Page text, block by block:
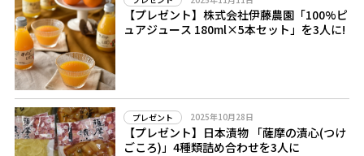
【プレゼント】株式会社伊藤農園「100%ピ
ュアジュース 180ml×5本セット」を3人に!
プレゼント 2025年10月28日
【プレゼント】日本漬物 「薩摩の漬心(つけ
ごころ)」4種類詰め合わせを3人に